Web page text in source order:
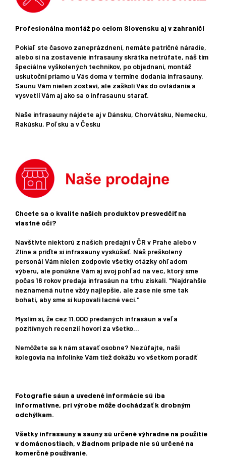
Profesionálna montáž po celom Slovensku aj v zahraničí
Pokiaľ ste časovo zaneprázdnení, nemáte patričné ​​náradie,
alebo si na zostavenie infrasauny skrátka netrúfate, náš tím
špeciálne vyškolených technikov, po objednaní, montáž
uskutoční priamo u Vás doma v termíne dodania infrasauny.
Saunu Vám nielen zostaví, ale zaškolí Vás do ovládania a
vysvetlí Vám aj ako sa o infrasaunu starať.
Naše infrasauny nájdete aj v Dánsku, Chorvátsku, Nemecku,
Rakúsku, Poľsku a v Česku
Chcete sa o kvalite našich produktov presvedčiť na
vlastné oči?
Navštívte niektorú z našich predajní v ČR v Prahe alebo v
Zlíne a príďte si infrasauny vyskúšať. Náš preškolený
personál Vám nielen zodpovie všetky otázky ohľadom
výberu, ale ponúkne Vám aj svoj pohľad na vec, ktorý sme
počas 16 rokov predaja infrasáun na trhu získali. "Najdrahšie
neznamená nutne vždy najlepšie, ale zase nie sme tak
bohatí, aby sme si kupovali lacné veci."
Myslím si, že cez 11.000 predaných infrasáun a veľa
pozitívnych recenzií hovorí za všetko...
Nemôžete sa k nám stavať osobne? Nezúfajte, naši
kolegovia na infolinke Vám tiež dokážu vo všetkom poradiť
Fotografie sáun a uvedené informácie sú iba
informatívne, pri výrobe môže dochádzať k drobným
odchýlkam.
Všetky infrasauny a sauny sú určené výhradne na použitie
v domácnostiach, v žiadnom prípade nie sú určené na
komerčné používanie.